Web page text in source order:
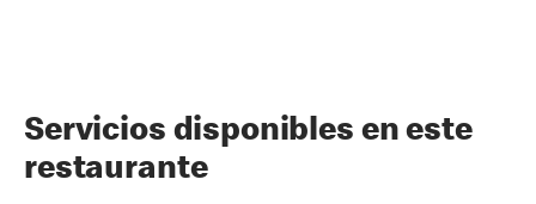
Servicios disponibles en este
restaurante